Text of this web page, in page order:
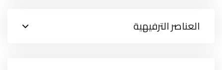
العناصر الترفيهية